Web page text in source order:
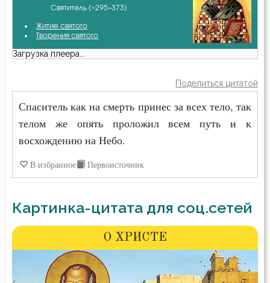
Святитель (~295–373)
Житие святого
Творения святого
Загрузка плеера...
Поделиться цитатой
Спаситель как на смерть принес за всех тело, так
телом же опять проложил всем путь и к
восхождению на Небо.
В избранное Первоисточник
Картинка-цитата для соц.сетей